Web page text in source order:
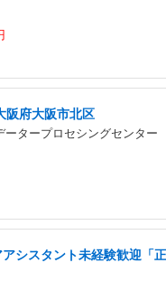
阪府大阪市北区
タープロセシングセンター
シスタント未経験歓迎「